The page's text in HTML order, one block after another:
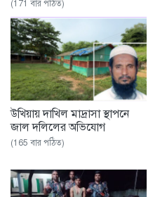
(171 বার পঠিত)
উখিয়ায় দাখিল মাদ্রাসা স্থাপনে
জাল দলিলের অভিযোগ
(165 বার পঠিত)